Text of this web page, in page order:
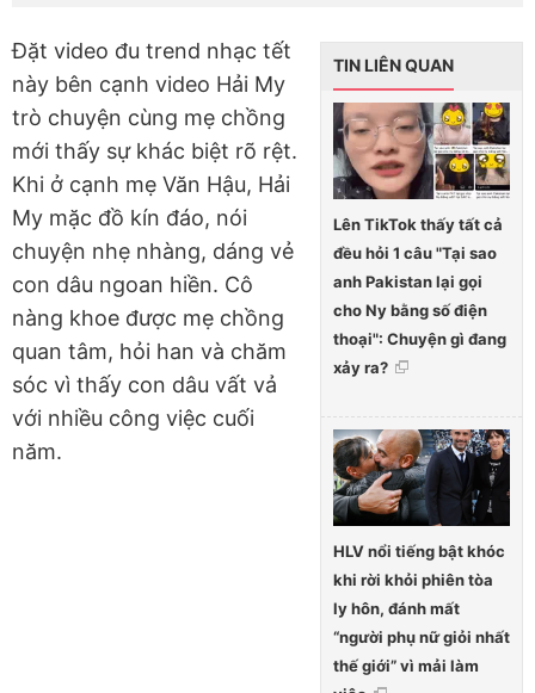
TIN LIÊN QUAN
Lên TikTok thấy tất cả
đều hỏi 1 câu "Tại sao
anh Pakistan lại gọi
cho Ny bằng số điện
thoại": Chuyện gì đang
xảy ra?
HLV nổi tiếng bật khóc
khi rời khỏi phiên tòa
ly hôn, đánh mất
“người phụ nữ giỏi nhất
thế giới” vì mải làm
Đặt video đu trend nhạc tết
này bên cạnh video Hải My
trò chuyện cùng mẹ chồng
mới thấy sự khác biệt rõ rệt.
Khi ở cạnh mẹ Văn Hậu, Hải
My mặc đồ kín đáo, nói
chuyện nhẹ nhàng, dáng vẻ
con dâu ngoan hiền. Cô
nàng khoe được mẹ chồng
quan tâm, hỏi han và chăm
sóc vì thấy con dâu vất vả
với nhiều công việc cuối
năm.